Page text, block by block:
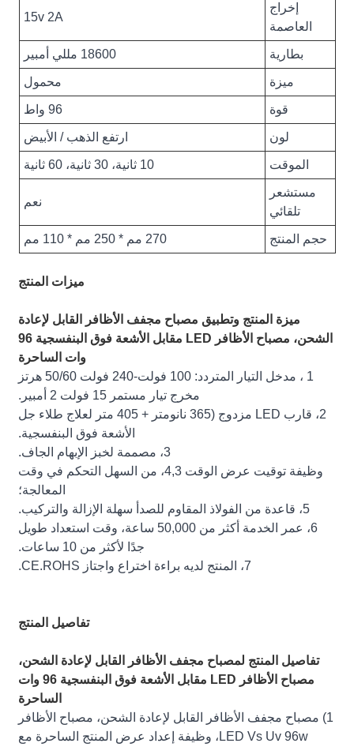
إخراج
العاصمة
15v 2A
بطارية 18600 مللي أمبير
ميزة محمول
قوة 96 واط
لون ارتفع الذهب / الأبيض
الموقت 10 ثانية، 30 ثانية، 60 ثانية
مستشعر
تلقائي
نعم
حجم المنتج 270 مم * 250 مم * 110 مم
ميزات المنتج
ميزة المنتج وتطبيق مصباح مجفف الأظافر القابل لإعادة
الشحن، مصباح الأظافر LED مقابل الأشعة فوق البنفسجية 96
وات الساحرة
1 ، مدخل التيار المتردد: 100 فولت-240 فولت 50/60 هرتز
مخرج تيار مستمر 15 فولت 2 أمبير.
2، قارب LED مزدوج (365 نانومتر + 405 متر لعلاج طلاء جل
الأشعة فوق البنفسجية.
3، مصممة لخبز الإبهام الجاف.
وظيفة توقيت عرض الوقت 4,3، من السهل التحكم في وقت
المعالجة؛
5، قاعدة من الفولاذ المقاوم للصدأ سهلة الإزالة والتركيب.
6، عمر الخدمة أكثر من 50,000 ساعة، وقت استعداد طويل
جدًا لأكثر من 10 ساعات.
7، المنتج لديه براءة اختراع واجتاز CE.ROHS.
تفاصيل المنتج
تفاصيل المنتج لمصباح مجفف الأظافر القابل لإعادة الشحن،
مصباح الأظافر LED مقابل الأشعة فوق البنفسجية 96 وات
الساحرة
1) مصباح مجفف الأظافر القابل لإعادة الشحن، مصباح الأظافر
LED Vs Uv 96w، وظيفة إعداد عرض المنتج الساحرة مع